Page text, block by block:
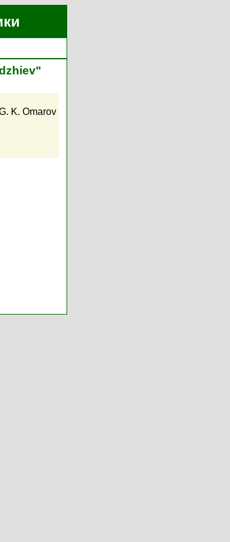
K. Omarov